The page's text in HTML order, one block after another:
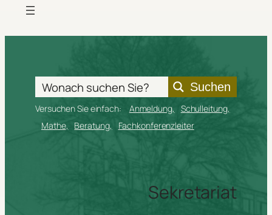
Suchen
Versuchen Sie einfach: Anmeldung
Schulleitung
Mathe
Beratung Fachkonferenzleiter
Sekretariat